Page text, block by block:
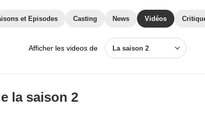
et Episodes Casting News Vidéos
Afficher les videos de La saison 2
la saison 2